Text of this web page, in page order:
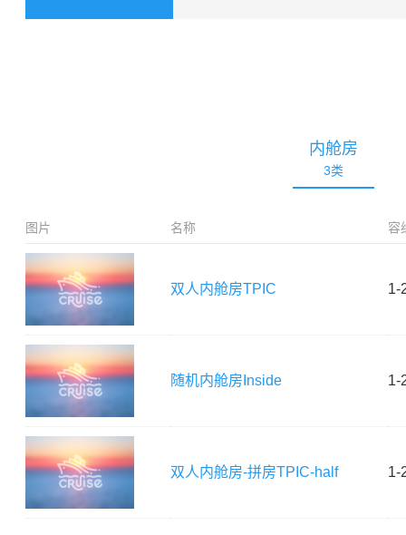
内舱房
3类
图片 名称 容
双人内舱房TPIC 1-
随机内舱房 Inside 1-
双人内舱房-拼房TPIC-half 1-